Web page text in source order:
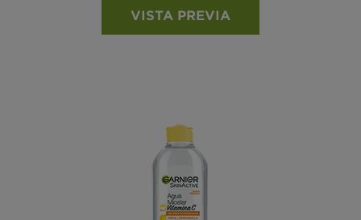
VISTA PREVIA